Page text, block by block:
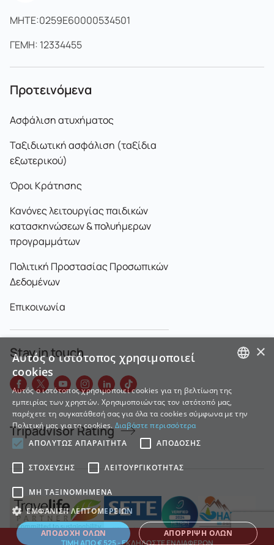
ΤΙΜΗ ΑΠΟ € 525 - ΕΚΔΗΛΩΣΤΕ ΕΝΔΙΑΦΕΡΟΝ
MHTE:0259E60000534501
ΓΕΜΗ: 12334455
Προτεινόμενα
Ασφάλιση ατυχήματος
Ταξιδιωτική ασφάλιση (ταξίδια
εξωτερικού)
Όροι Κράτησης
Κανόνες λειτουργίας παιδικών
κατασκηνώσεων & πολυήμερων
προγραμμάτων
Πολιτική Προστασίας Προσωπικών
Δεδομένων
Επικοινωνία
Stay in touch
Tripadvisor Rating
ENGLISH
×
Αυτός ο ιστότοπος χρησιμοποιεί
cookies
Αυτός ο ιστότοπος χρησιμοποιεί cookies για τη βελτίωση της
εμπειρίας των χρηστών. Χρησιμοποιώντας τον ιστότοπό μας,
παρέχετε τη συγκατάθεσή σας για όλα τα cookies σύμφωνα με την
Πολιτική μας για τα cookies. Διαβάστε περισσότερα
ΑΠΟΛΎΤΩΣ ΑΠΑΡΑΊΤΗΤΑ
ΑΠΌΔΟΣΗΣ
ΣΤΌΧΕΥΣΗΣ ΛΕΙΤΟΥΡΓΙΚΌΤΗΤΑΣ
ΜΗ ΤΑΞΙΝΟΜΗΜΈΝΑ
ΕΜΦΆΝΙΣΗ ΛΕΠΤΟΜΕΡΕΙΏΝ
ΑΠΟΔΟΧΉ ΌΛΩΝ ΑΠΌΡΡΙΨΗ ΌΛΩΝ